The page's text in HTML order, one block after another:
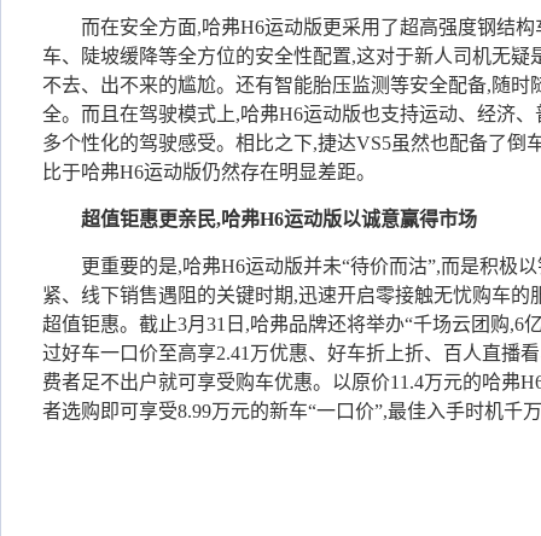
而在安全方面,哈弗H6运动版更采用了超高强度钢结
车、陡坡缓降等全方位的安全性配置,这对于新人司机无疑
不去、出不来的尴尬。还有智能胎压监测等安全配备,随时
全。而且在驾驶模式上,哈弗H6运动版也支持运动、经济
多个性化的驾驶感受。相比之下,捷达VS5虽然也配备了倒
比于哈弗H6运动版仍然存在明显差距。
超值钜惠更亲民,哈弗H6运动版以诚意赢得市场
更重要的是,哈弗H6运动版并未“待价而沽”,而是积极
紧、线下销售遇阻的关键时期,迅速开启零接触无忧购车的
超值钜惠。截止3月31日,哈弗品牌还将举办“千场云团购,6
过好车一口价至高享2.41万优惠、好车折上折、百人直播
费者足不出户就可享受购车优惠。 以原价11.4万元的哈弗
者选购即可享受8.99万元的新车“一口价”,最佳入手时机千